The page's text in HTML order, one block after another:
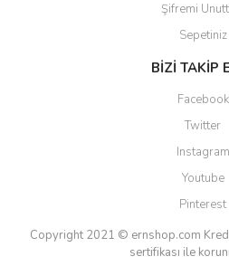
Şifremi
Sepetiniz
BİZİ TAKİP
Facebook
Twitter
Instagram
Youtube
Pinterest
Copyright 2021 © ernshop.com
sertifikası ile